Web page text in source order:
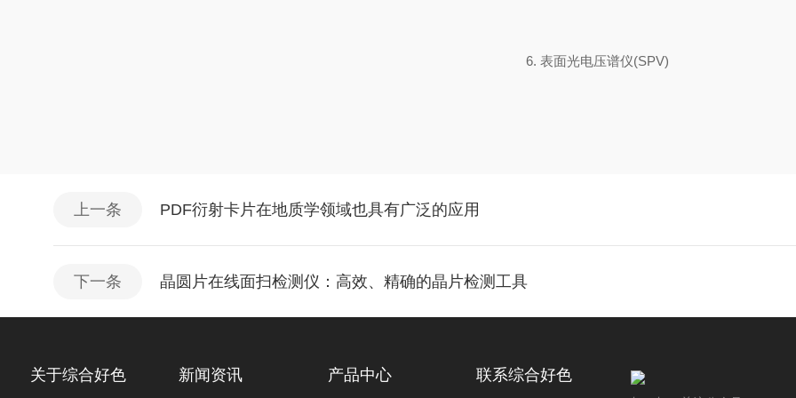
6. 表面光电压谱仪(SPV)
上一条 PDF衍射卡片在地质学领域也具有广泛的应用
下一条 晶圆片在线面扫检测仪：高效、精确的晶片检测工具
关于综合好色 新闻资讯 产品中心 联系综合好色